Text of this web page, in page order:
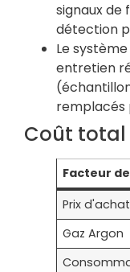
signaux de
détection
Le
entretien
remplacés
Coût total
Facteur
Prix
Gaz Argon